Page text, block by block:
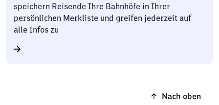
speichern Reisende Ihre Bahnhöfe in Ihrer
persönlichen Merkliste und greifen jederzeit auf
alle Infos zu
Nach oben